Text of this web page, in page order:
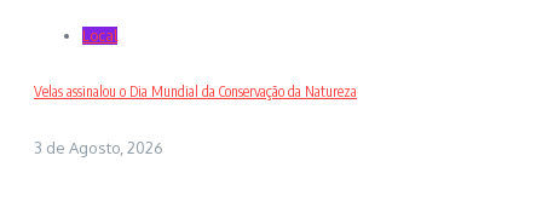
Local
Velas assinalou o Dia Mundial da Conservação da Natureza
3 de Agosto, 2026